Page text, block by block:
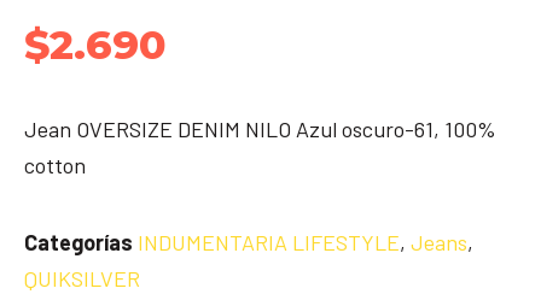
$2.690
Jean OVERSIZE DENIM NILO Azul oscuro-61, 100%
cotton
Categorías INDUMENTARIA LIFESTYLE, Jeans,
QUIKSILVER